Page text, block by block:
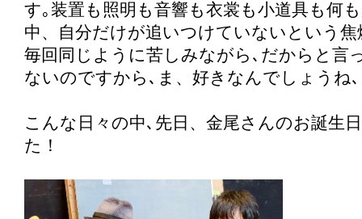
す｡装置も照明も音響も衣裳も小道具も何
中、自分だけが追いつけていないという焦
毎回同じように苦しみながら､だからと言
ないのですから､ま、好きなんでしょうね
こんな日々の中､先日、金尾さんのお誕生
た！